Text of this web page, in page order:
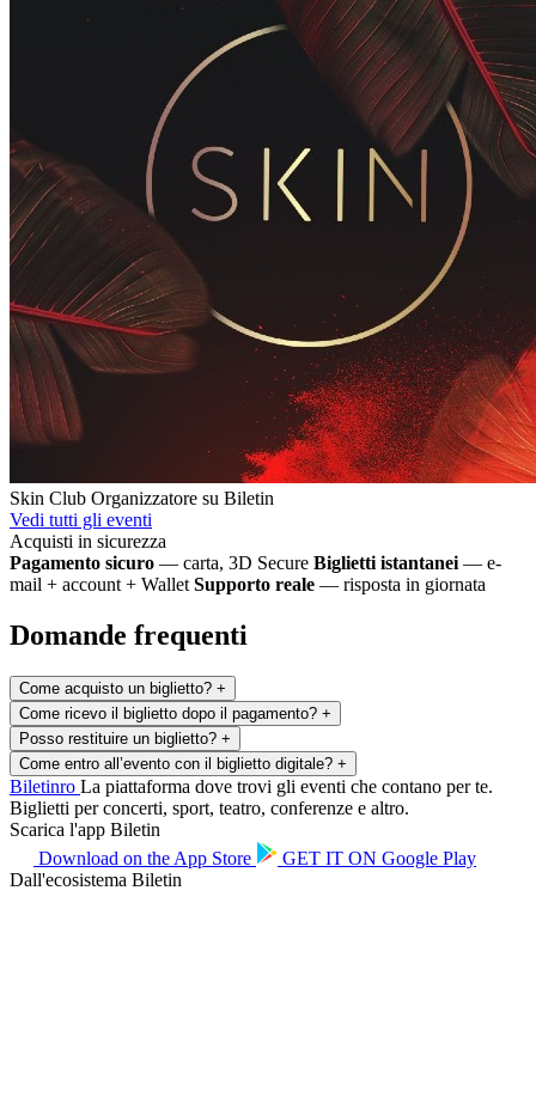
Skin Club Organizzatore su Biletin
Vedi tutti gli eventi
Acquisti in sicurezza
Pagamento sicuro — carta, 3D Secure Biglietti istantanei — e-
mail + account + Wallet Supporto reale — risposta in giornata
Domande frequenti
Come acquisto un biglietto? +
Come ricevo il biglietto dopo il pagamento? +
Posso restituire un biglietto? +
Come entro all’evento con il biglietto digitale? +
Biletinro La piattaforma dove trovi gli eventi che contano per te.
Biglietti per concerti, sport, teatro, conferenze e altro.
Scarica l'app Biletin
Download on the App Store GET IT ON Google Play
Dall'ecosistema Biletin